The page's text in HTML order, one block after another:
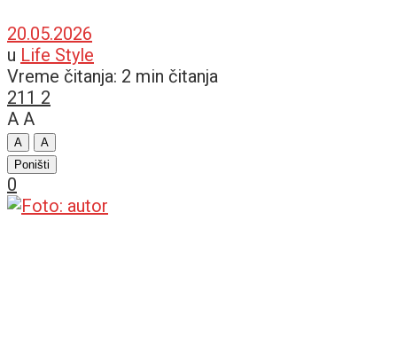
20.05.2026
u Life Style
Vreme čitanja: 2 min čitanja
211 2
A A
A
A
Poništi
0